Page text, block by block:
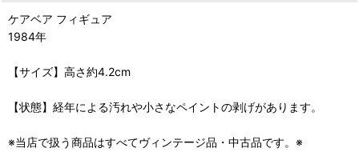
ケアベア フィギュア
1984年
【サイズ】高さ約4.2cm
【状態】経年による汚れや小さなペイントの剥げがあります。
※当店で扱う商品はすべてヴィンテージ品・中古品です。※